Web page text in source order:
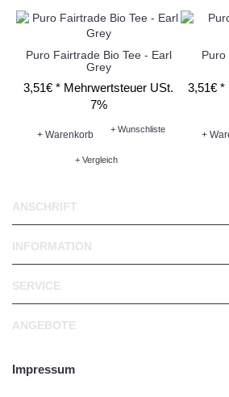
Puro Fairtrade Bio Tee - Earl
Grey
3,51€ * Mehrwertsteuer USt.
7%
+ Warenkorb + Wunschliste
+ Vergleich
Puro
3,51€ *
+
ANSCHRIFT
INFORMATION
SERVICE
ANGEBOTE
Impressum